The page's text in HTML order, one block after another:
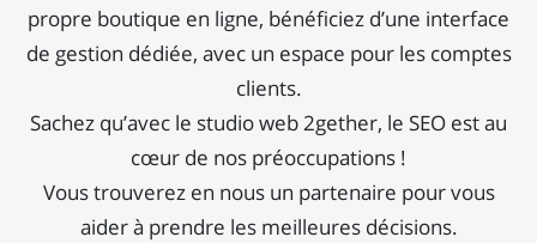
propre boutique en ligne, bénéficiez d’une interface
de gestion dédiée, avec un espace pour les comptes
clients.
Sachez qu’avec le studio web 2gether, le SEO est au
cœur de nos préoccupations !
Vous trouverez en nous un partenaire pour vous
aider à prendre les meilleures décisions.